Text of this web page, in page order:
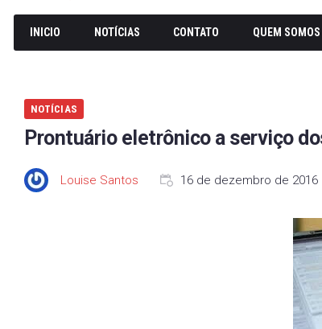
INICIO NOTÍCIAS CONTATO QUEM SOMOS
NOTÍCIAS
Prontuário eletrônico a serviço
Louise Santos 16 de dezembro de 2016